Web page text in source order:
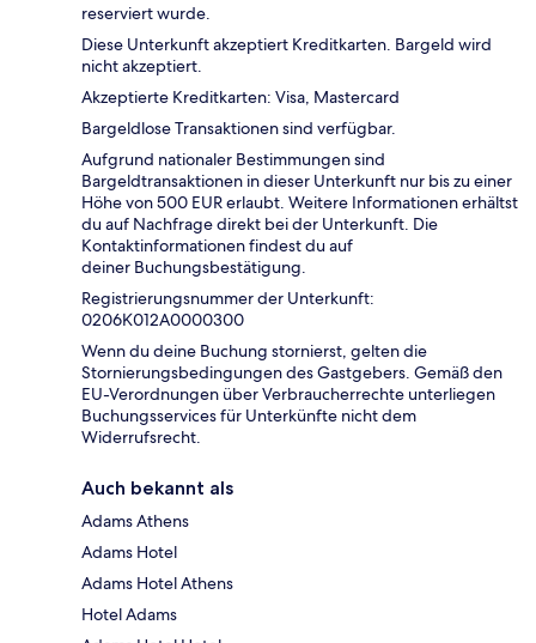
reserviert wurde.
Diese Unterkunft akzeptiert Kreditkarten. Bargeld wird
nicht akzeptiert.
Akzeptierte Kreditkarten: Visa, Mastercard
Bargeldlose Transaktionen sind verfügbar.
Aufgrund nationaler Bestimmungen sind
Bargeldtransaktionen in dieser Unterkunft nur bis zu einer
Höhe von 500 EUR erlaubt. Weitere Informationen erhältst
du auf Nachfrage direkt bei der Unterkunft. Die
Kontaktinformationen findest du auf
deiner Buchungsbestätigung.
Registrierungsnummer der Unterkunft:
0206Κ012A0000300
Wenn du deine Buchung stornierst, gelten die
Stornierungsbedingungen des Gastgebers. Gemäß den
EU-Verordnungen über Verbraucherrechte unterliegen
Buchungsservices für Unterkünfte nicht dem
Widerrufsrecht.
Auch bekannt als
Adams Athens
Adams Hotel
Adams Hotel Athens
Hotel Adams